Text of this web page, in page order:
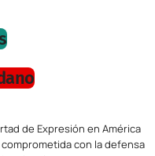
de Expresión en América
con la defensa